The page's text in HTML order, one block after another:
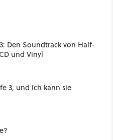
Den Soundtrack von Half-
und Vinyl
3, und ich kann sie